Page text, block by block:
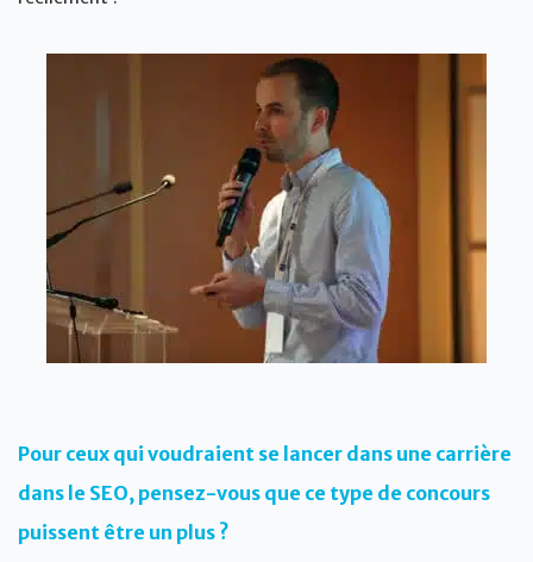
Pour ceux qui voudraient se lancer dans une carrière
dans le SEO, pensez-vous que ce type de concours
puissent être un plus ?